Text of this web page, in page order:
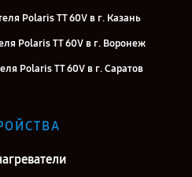
Polaris TT 60V в г. Казань
Polaris TT 60V в г. Воронеж
Polaris TT 60V в г. Саратов
Polaris TT 60V в г. Киров
TT 60V в г. Санкт-Петербург